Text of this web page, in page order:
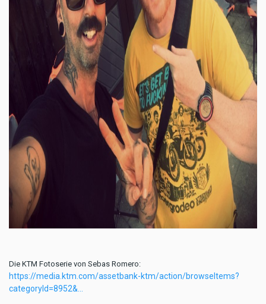
Die KTM Fotoserie von Sebas Romero:
https://media.ktm.com/assetbank-ktm/action/browseItems?
categoryId=8952&…